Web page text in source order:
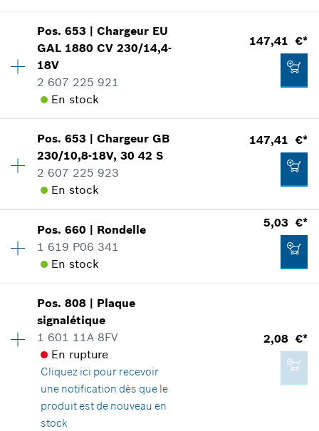
2,47 €*
Ajouter au panier
Disponibilité 1
Groupe de prix:15
Adaptable sur outils
Positionner dans la vue éclatée
2,98 €*
Pos.653 |Chargeur EU
GAL 1880 CV 230/14,4-
18V
2 607 225 921
En stock
147,41 €*
Disponibilité 1
Groupe de prix :47
Informations pièces détachées
Adaptable sur outils
Positionner dans la vue éclatée
147,41 €*
*Tous les prix sont TTC hors frais de port
Ajouter au panier
Pos.653 |Chargeur GB
230/10,8-18V, 30 42 S
2 607 225 923
En stock
147,41 €*
Disponibilité 1
Groupe de prix
Informations pièces détachées
Adaptable sur outils
Positionner dans la vue éclatée
147,41 €*
*Tous les prix sont TTC hors frais de port
Pos.660 | Rondelle
1 619 P06 341
En stock
5,03 €*
Disponibilité 1
Groupe de prix
Informations pièces détachées
Adaptable sur outils
Positionner dans la vue éclatée
Pos.808 | Plaque
signalétique
1 601 11A 8FV
En rupture
Cliquez ici pour recevoir
une notification dès que le
produit est de nouveau en
stock
2,08 €*